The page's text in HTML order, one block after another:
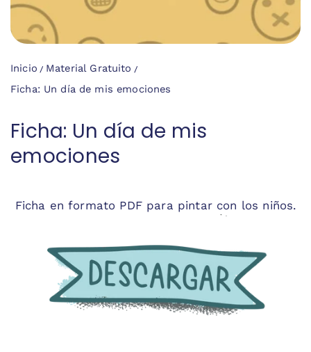
Inicio
Material Gratuito
Ficha: Un día de mis emociones
Ficha: Un día de mis
emociones
Ficha en formato PDF para pintar con los niños.